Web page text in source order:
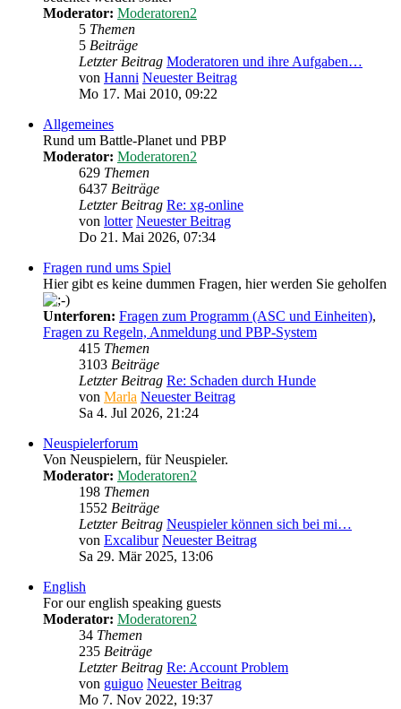
Moderator: Moderatoren2
5 Themen
5 Beiträge
Letzter Beitrag Moderatoren und ihre Aufgaben…
von Hanni Neuester Beitrag
Mo 17. Mai 2010, 09:22
Allgemeines
Rund um Battle-Planet und PBP
Moderator: Moderatoren2
629 Themen
6437 Beiträge
Letzter Beitrag Re: xg-online
von lotter Neuester Beitrag
Do 21. Mai 2026, 07:34
Fragen rund ums Spiel
Hier gibt es keine dummen Fragen, hier werden Sie geholfen
Unterforen: Fragen zum Programm (ASC und Einheiten),
Fragen zu Regeln, Anmeldung und PBP-System
415 Themen
3103 Beiträge
Letzter Beitrag Re: Schaden durch Hunde
von Marla Neuester Beitrag
Sa 4. Jul 2026, 21:24
Neuspielerforum
Von Neuspielern, für Neuspieler.
Moderator: Moderatoren2
198 Themen
1552 Beiträge
Letzter Beitrag Neuspieler können sich bei mi…
von Excalibur Neuester Beitrag
Sa 29. Mär 2025, 13:06
English
For our english speaking guests
Moderator: Moderatoren2
34 Themen
235 Beiträge
Letzter Beitrag Re: Account Problem
von guiguo Neuester Beitrag
Mo 7. Nov 2022, 19:37